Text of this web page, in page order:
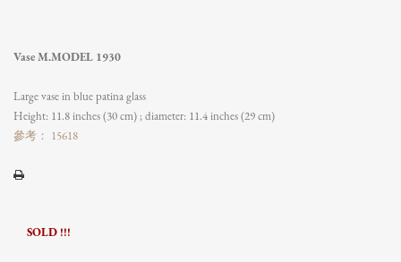
Vase M.MODEL 1930
Large vase in blue patina glass
Height: 11.8 inches (30 cm) ; diameter: 11.4 inches (29 cm)
參考： 15618
SOLD !!!